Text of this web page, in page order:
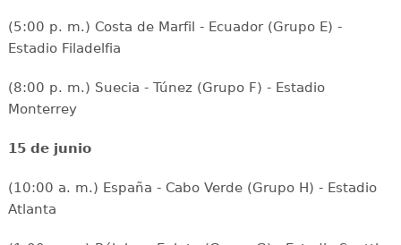
(5:00 p. m.) Costa de Marfil - Ecuador (Grupo E) -
Estadio Filadelfia
(8:00 p. m.) Suecia - Túnez (Grupo F) - Estadio
Monterrey
15 de junio
(10:00 a. m.) España - Cabo Verde (Grupo H) - Estadio
Atlanta